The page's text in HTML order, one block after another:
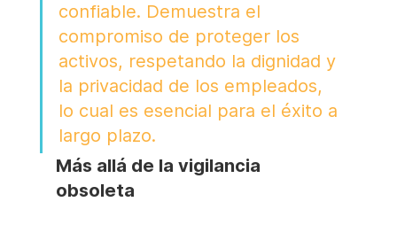
confiable. Demuestra el
compromiso de proteger los
activos, respetando la dignidad y
la privacidad de los empleados,
lo cual es esencial para el éxito a
largo plazo.
Más allá de la vigilancia
obsoleta